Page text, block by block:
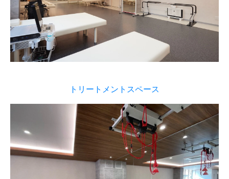
トリートメントスペース